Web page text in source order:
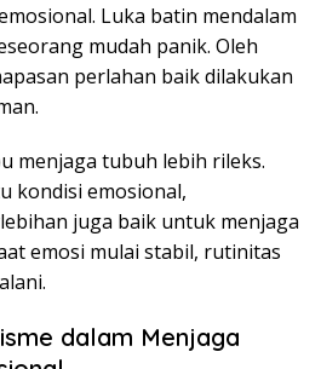
Luka batin mendalam
mudah panik. Oleh
perlahan baik dilakukan
menjaga tubuh lebih rileks.
kondisi emosional,
juga baik untuk menjaga
emosi mulai stabil, rutinitas
dalam Menjaga